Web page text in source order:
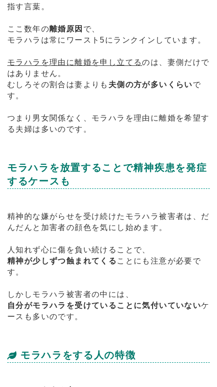
指す言葉。
ここ数年の離婚原因 で、
モラハラは常にワースト5にランクインしています。
モラハラを理由に離婚を申し立てるのは、妻側だけで
はありません。
むしろその割合は妻よりも 夫側の方が多いくらいで
す。
つまり男女関係なく、モラハラを理由に離婚を希望す
る夫婦は多いのです。
モラハラを放置することで精神疾患を発症
するケースも
精神的な嫌がらせを受け続けたモラハラ被害者は、だ
んだんと加害者の顔色を気にし始めます。
人知れず心に傷を負い続けることで、
精神が少しずつ蝕まれてくる ことにも注意が必要で
す。
しかしモラハラ被害者の中には、
自分がモラハラを受けていることに気付いていないケ
ースも多いのです。
モラハラをする人の特徴